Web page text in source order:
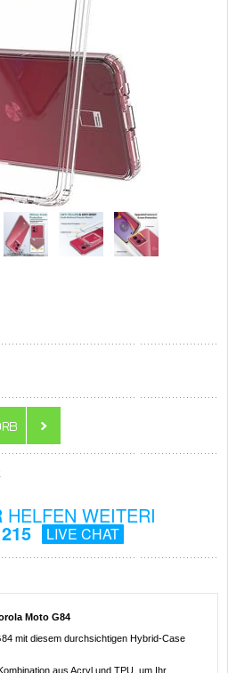
HELFEN WEITERI
LIVE CHAT
Moto G84
mit diesem durchsichtigen Hybrid-Case
aus Acryl und TPU, um Ihr